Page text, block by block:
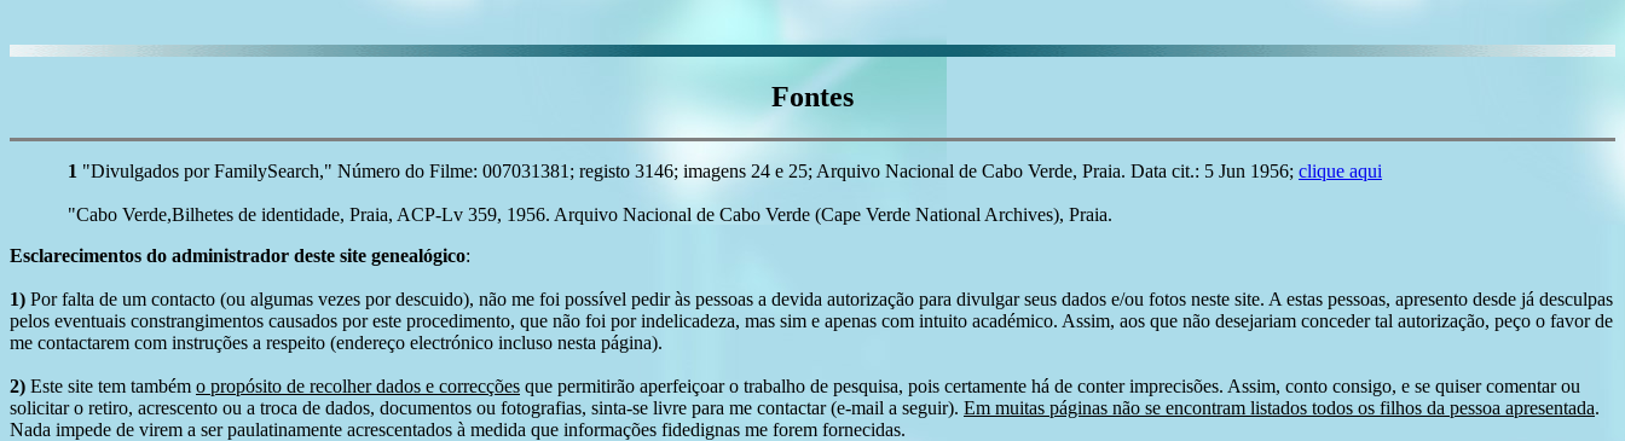
Fontes
1 "Divulgados por FamilySearch," Número do Filme: 007031381; registo 3146; imagens 24 e 25; Arquivo Nacional de Cabo Verde, Praia. Data cit.: 5 Jun 1956; clique aqui
"Cabo Verde,Bilhetes de identidade, Praia, ACP-Lv 359, 1956. Arquivo Nacional de Cabo Verde (Cape Verde National Archives), Praia.
Esclarecimentos do administrador deste site genealógico:
1) Por falta de um contacto (ou algumas vezes por descuido), não me foi possível pedir às pessoas a devida autorização para divulgar seus dados e/ou fotos neste site. A estas pessoas, apresento desde já desculpas
pelos eventuais constrangimentos causados por este procedimento, que não foi por indelicadeza, mas sim e apenas com intuito académico. Assim, aos que não desejariam conceder tal autorização, peço o favor de
me contactarem com instruções a respeito (endereço electrónico incluso nesta página).
2) Este site tem também o propósito de recolher dados e correcções que permitirão aperfeiçoar o trabalho de pesquisa, pois certamente há de conter imprecisões. Assim, conto consigo, e se quiser comentar ou
solicitar o retiro, acrescento ou a troca de dados, documentos ou fotografias, sinta-se livre para me contactar (e-mail a seguir). Em muitas páginas não se encontram listados todos os filhos da pessoa apresentada.
Nada impede de virem a ser paulatinamente acrescentados à medida que informações fidedignas me forem fornecidas.